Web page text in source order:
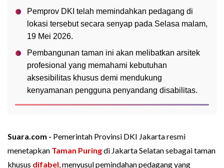
Pemprov DKI telah memindahkan pedagang di
lokasi tersebut secara senyap pada Selasa malam,
19 Mei 2026.
Pembangunan taman ini akan melibatkan arsitek
profesional yang memahami kebutuhan
aksesibilitas khusus demi mendukung
kenyamanan pengguna penyandang disabilitas.
Suara.com - Pemerintah Provinsi DKI Jakarta resmi
menetapkan Taman Puringdi Jakarta Selatan sebagai taman
khusus difabel, menyusul pemindahan pedagang yang